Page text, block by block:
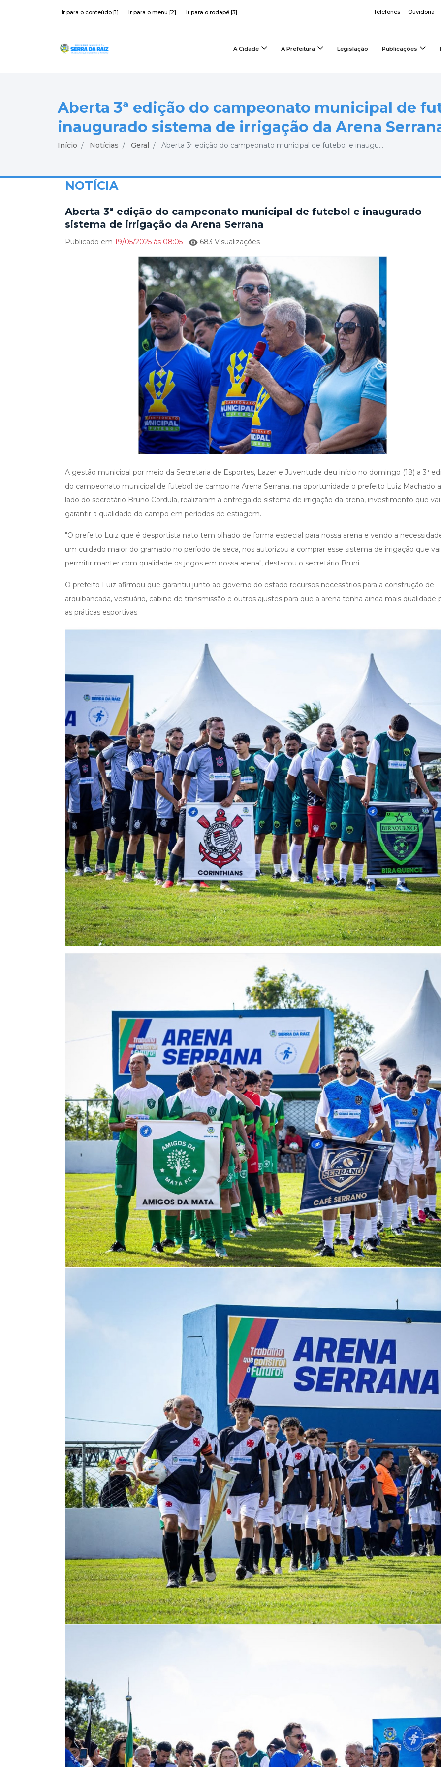
Ir para o conteúdo [1] Ir para o menu [2] Ir para o rodapé [3] Telefones Ouvidoria
A Cidade A Prefeitura Legislação Publicações
Aberta 3ª edição do campeonato municipal de
inaugurado sistema de irrigação da Arena
Início Notícias Geral Aberta 3ª edição do campeonato municipal de futebol e inaugu...
NOTÍCIA
Aberta 3ª edição do campeonato municipal de futebol e inaugurado
sistema de irrigação da Arena Serrana
Publicado em 19/05/2025 às 08:05 683 Visualizações
A gestão municipal por meio da Secretaria de Esportes, Lazer e Juventude deu início no domingo (18) a 3ª
do campeonato municipal de futebol de campo na Arena Serrana, na oportunidade o prefeito Luiz Machado
lado do secretário Bruno Cordula, realizaram a entrega do sistema de irrigação da arena, investimento que vai
garantir a qualidade do campo em períodos de estiagem.
"O prefeito Luiz que é desportista nato tem olhado de forma especial para nossa arena e vendo a
um cuidado maior do gramado no período de seca, nos autorizou a comprar esse sistema de irrigação que vai
permitir manter com qualidade os jogos em nossa arena", destacou o secretário Bruni.
O prefeito Luiz afirmou que garantiu junto ao governo do estado recursos necessários para a construção de
arquibancada, vestuário, cabine de transmissão e outros ajustes para que a arena tenha ainda mais qualidade
as práticas esportivas.